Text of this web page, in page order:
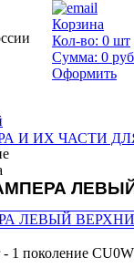
ИХ ЧАСТИ ДЛЯ
1 поколение
Корзина
Кол-во: 0 шт
Сумма: 0
Оформить